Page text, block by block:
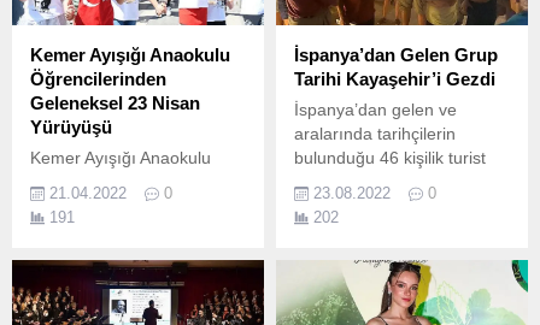
Kemer Ayışığı Anaokulu
Öğrencilerinden
Geleneksel 23 Nisan
Yürüyüşü
Kemer Ayışığı Anaokulu
öğretmen ve öğrencileri her
yıl yaptıkları geleneksel 23
Nisan Ulusal Egemenlik ve
gerçekleştirdi.
21.04.2022
0
191
İspanya’dan Gelen Grup
Tarihi Kayaşehir’i Gezdi
İspanya’dan gelen ve
aralarında tarihçilerin
bulunduğu 46 kişilik turist
grubu Nevşehir Belediyesi
tarafından turizme
kazandırılan tarihi
23.08.2022
0
202